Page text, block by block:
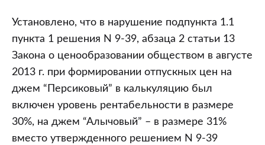
Установлено, что в нарушение подпункта 1.1
пункта 1 решения N 9-39, абзаца 2 статьи 13
Закона о ценообразовании обществом в августе
2013 г. при формировании отпускных цен на
джем “Персиковый” в калькуляцию был
включен уровень рентабельности в размере
30%, на джем “Алычовый” – в размере 31%
вместо утвержденного решением N 9-39